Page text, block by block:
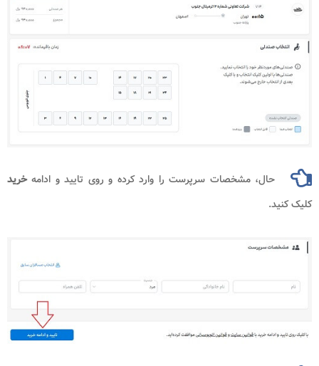
حال، مشخصات سرپرست را وارد کرده و روی تایید و ادامهخرید